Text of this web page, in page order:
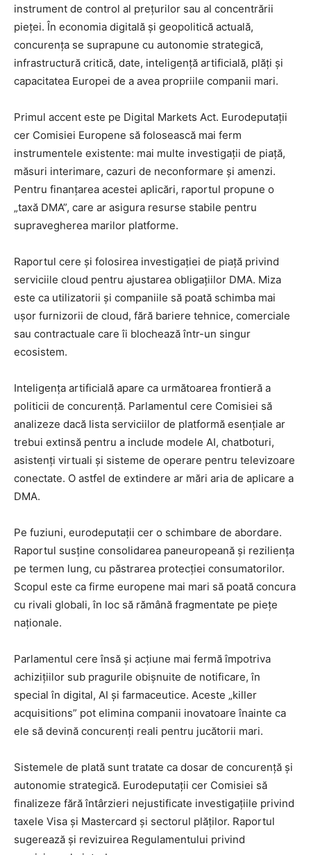
instrument de control al prețurilor sau al concentrării
pieței. În economia digitală și geopolitică actuală,
concurența se suprapune cu autonomie strategică,
infrastructură critică, date, inteligență artificială, plăți și
capacitatea Europei de a avea propriile companii mari.
Primul accent este pe Digital Markets Act. Eurodeputații
cer Comisiei Europene să folosească mai ferm
instrumentele existente: mai multe investigații de piață,
măsuri interimare, cazuri de neconformare și amenzi.
Pentru finanțarea acestei aplicări, raportul propune o
„taxă DMA”, care ar asigura resurse stabile pentru
supravegherea marilor platforme.
Raportul cere și folosirea investigației de piață privind
serviciile cloud pentru ajustarea obligațiilor DMA. Miza
este ca utilizatorii și companiile să poată schimba mai
ușor furnizorii de cloud, fără bariere tehnice, comerciale
sau contractuale care îi blochează într-un singur
ecosistem.
Inteligența artificială apare ca următoarea frontieră a
politicii de concurență. Parlamentul cere Comisiei să
analizeze dacă lista serviciilor de platformă esențiale ar
trebui extinsă pentru a include modele AI, chatboturi,
asistenți virtuali și sisteme de operare pentru televizoare
conectate. O astfel de extindere ar mări aria de aplicare a
DMA.
Pe fuziuni, eurodeputații cer o schimbare de abordare.
Raportul susține consolidarea paneuropeană și reziliența
pe termen lung, cu păstrarea protecției consumatorilor.
Scopul este ca firme europene mai mari să poată concura
cu rivali globali, în loc să rămână fragmentate pe piețe
naționale.
Parlamentul cere însă și acțiune mai fermă împotriva
achizițiilor sub pragurile obișnuite de notificare, în
special în digital, AI și farmaceutice. Aceste „killer
acquisitions” pot elimina companii inovatoare înainte ca
ele să devină concurenți reali pentru jucătorii mari.
Sistemele de plată sunt tratate ca dosar de concurență și
autonomie strategică. Eurodeputații cer Comisiei să
finalizeze fără întârzieri nejustificate investigațiile privind
taxele Visa și Mastercard și sectorul plăților. Raportul
sugerează și revizuirea Regulamentului privind